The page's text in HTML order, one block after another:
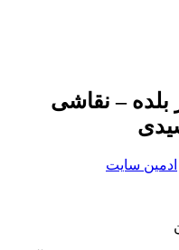
بلده – نقاشی
ادمین سایت